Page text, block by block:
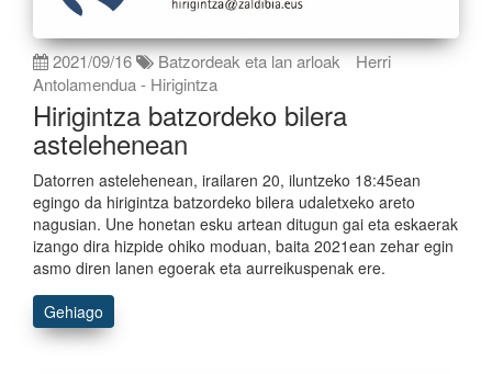
2021/09/16 Batzordeak eta lan arloak
Herri
Antolamendua - Hirigintza
Hirigintza batzordeko bilera
astelehenean
Datorren astelehenean, irailaren 20, iluntzeko 18:45ean
egingo da hirigintza batzordeko bilera udaletxeko areto
nagusian. Une honetan esku artean ditugun gai eta eskaerak
izango dira hizpide ohiko moduan, baita 2021ean zehar egin
asmo diren lanen egoerak eta aurreikuspenak ere.
Gehiago